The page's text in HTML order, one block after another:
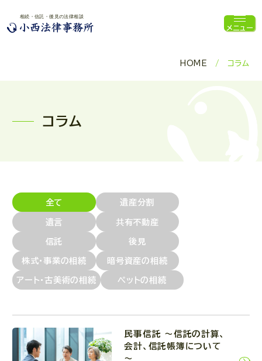
メニュー
HOME コラム
コラム
全て 遺産分割
遺言 共有不動産
信託 後見
株式・事業の相続 暗号資産の相続
アート・古美術の相続 ペットの相続
民事信託 ～信託の計算、
会計、信託帳簿について
～